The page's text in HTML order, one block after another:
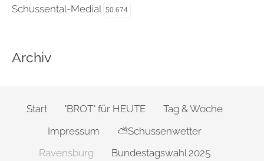
Schussental-Medial 50.674
Archiv
Start "BROT" für HEUTE
Tag & Woche
Impressum
⛅Schussenwetter
Ravensburg
Bundestagswahl 2025